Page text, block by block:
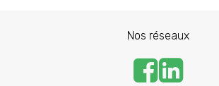
Nos réseaux